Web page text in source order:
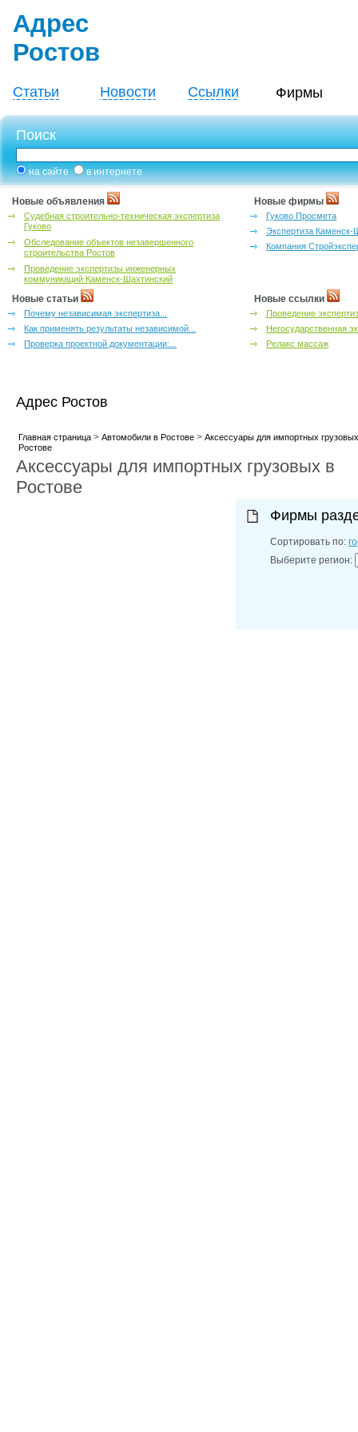
Адрес
Ростов
Статьи Новости Ссылки Фирмы
Поиск
на сайте в интернете
Новые объявления
Судебная строительно-техническая экспертиза
Гуково
Обследование объектов незавершенного
строительства Ростов
Проведение экспертизы инженерных
коммуникаций Каменск-Шахтинский
Новые фирмы
Гуково Просмета
Экспертиза Каменск-
Компания
Новые статьи
Почему независимая экспертиза...
Как применять результаты независимой...
Проверка проектной документации:...
Новые ссылки
Проведение
Негосударственная
Релакс массаж
Адрес Ростов
Главная страница> Автомобили в Ростове> Аксессуары для импортных
Ростове
Аксессуары для импортных грузовых в
Ростове
Фирмы
Сортировать по:
Выберите регион: